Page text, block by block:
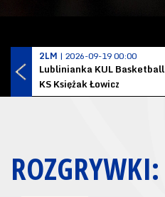
2LM | 2026-09-19 00:00
Lublinianka KUL Basketball
KS Księżak Łowicz
ROZGRYWKI: